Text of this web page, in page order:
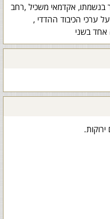
אקדמאי משכיל ,רחב
ערכי הכיבוד ההדדי ,
אחד בשני